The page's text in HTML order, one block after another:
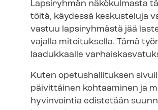
Lapsiryhmän näkökulmasta
töitä, käydessä keskusteluja
vastuu lapsiryhmästä jää
vajalla mitoituksella. Tämä
laadukkaalle
Kuten opetushallituksen
päivittäinen kohtaaminen ja
hyvinvointia edistetään